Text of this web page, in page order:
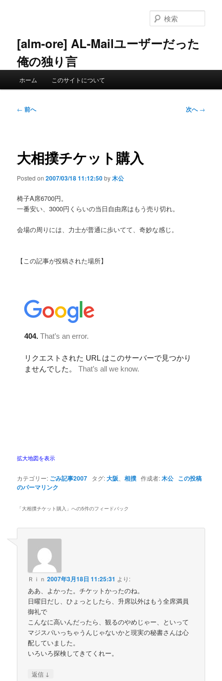
ン
へ
[alm-ore] AL-Mailユーザーだった
俺の独り言
索
ホーム このサイトについて
投
ゲ
ー
ョ
← 前へ 次へ→
大相撲チケット購入
Posted on2007/03/18 11:12:50by木公
椅子A席6700円。
一番安い、3000円くらいの当日自由席はもう売り切れ。
会場の周りには、力士が普通に歩いてて、奇妙な感じ。
【この記事が投稿された場所】
拡大地図を表示
カテゴリー: ごみ記事2007 タグ:大阪 、相撲 作成者:木公 この投稿
のパーマリンク
「大相撲チケット購入 」への5件のフィードバック
Ｒｉｎ 2007年3月18日 11:25:31 より:
ああ、よかった。チケットかったのね。
日曜日だし、ひょっとしたら、升席以外はもう全席満員
御礼で
こんなに高いんだったら、観るのやめじゃー、といって
マジスパいっちゃうんじゃないかと現実の秘書さんは心
配していました。
いろいろ探検してきてくれー。
返信 ↓